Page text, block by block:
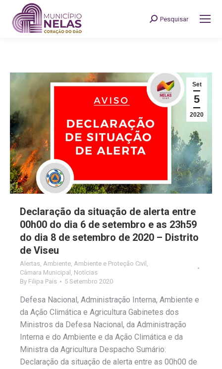
Search:
Pesquisar
Set
5
2020
Declaração da situação de alerta entre
00h00 do dia 6 de setembro e as 23h59
do dia 8 de setembro de 2020 – Distrito
de Viseu
Alertas, Ambiente, Ambiente e Proteção Civil ,
Câmara Municipal , Notícias
By Filipa Pais 5 Setembro 2020
Defesa Nacional, Administração Interna, Ambiente e
da Ação Climática e Agricultura Gabinetes dos
Ministros da Defesa Nacional, da Administração
Interna e do Ambiente e da Ação Climática e da
Ministra da Agricultura Despacho Sumário:
Declaração da situação de alerta entre as 00h00 de